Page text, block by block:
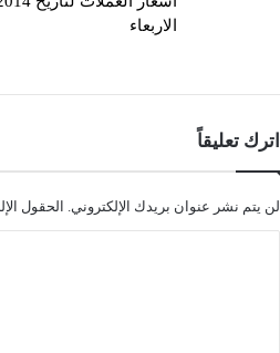
الاربعاء
اترك تعليقاً
لن يتم نشر عنوان بريدك الإلكتروني. الحقول